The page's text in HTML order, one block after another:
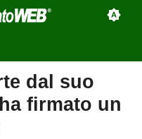
dal suo
firmato un